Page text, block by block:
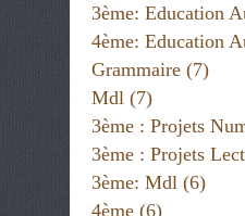
3ème: Education
4ème: Education
Grammaire (7)
Mdl (7)
3ème : Projets
3ème : Projets
3ème: Mdl (6)
4ème (6)